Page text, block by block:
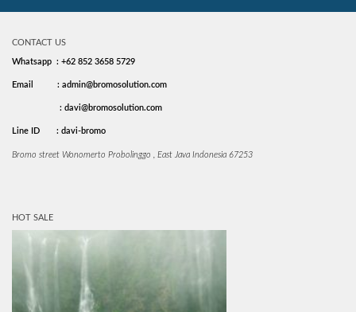
CONTACT US
Whatsapp : +62 852 3658 5729
Email : admin@bromosolution.com
: davi@bromosolution.com
Line ID : davi-bromo
Bromo street Wonomerto Probolinggo , East Java Indonesia 67253
HOT SALE